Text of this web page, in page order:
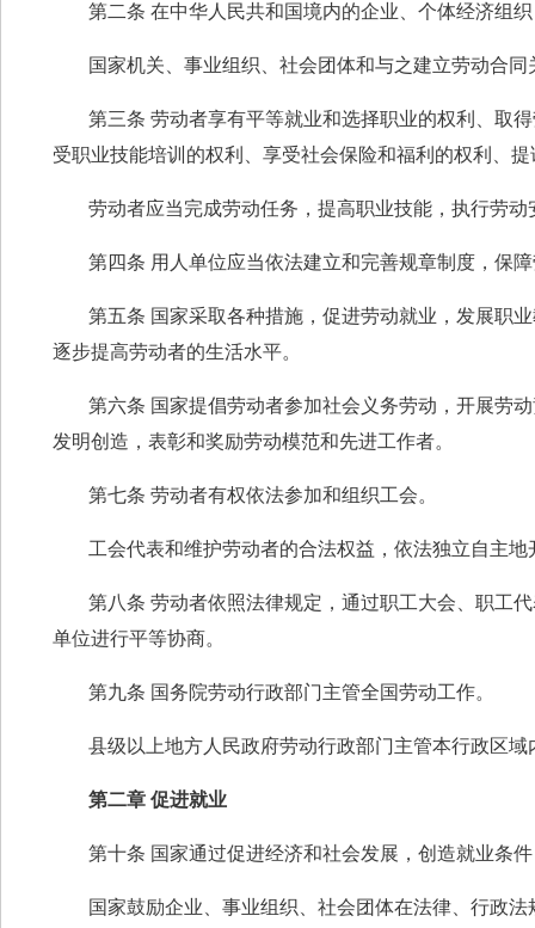
第二条 在中华人民共和国境内的企业、个体经济组
国家机关、事业组织、社会团体和与之建立劳动合
第三条 劳动者享有平等就业和选择职业的权利、取
受职业技能培训的权利、享受社会保险和福利的权利、
劳动者应当完成劳动任务，提高职业技能，执行劳
第四条 用人单位应当依法建立和完善规章制度，保
第五条 国家采取各种措施，促进劳动就业，发展职
逐步提高劳动者的生活水平。
第六条 国家提倡劳动者参加社会义务劳动，开展劳
发明创造，表彰和奖励劳动模范和先进工作者。
第七条 劳动者有权依法参加和组织工会。
工会代表和维护劳动者的合法权益，依法独立自主地
第八条 劳动者依照法律规定，通过职工大会、职工
单位进行平等协商。
第九条 国务院劳动行政部门主管全国劳动工作。
县级以上地方人民政府劳动行政部门主管本行政区域
第二章 促进就业
第十条 国家通过促进经济和社会发展，创造就业条
国家鼓励企业、事业组织、社会团体在法律、行政